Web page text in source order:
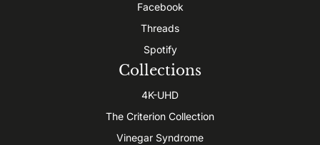
Facebook
Threads
Spotify
Collections
4K-UHD
The Criterion Collection
Vinegar Syndrome